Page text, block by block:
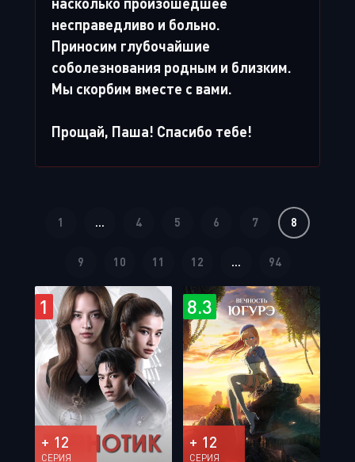
несправедливо и больно.
Приносим глубочайшие
соболезнования родным и близким.
Мы скорбим вместе с вами.
Прощай, Паша! Спасибо тебе!
1 ... 4 5 6 7 8
9 10 11 12 ... 94
1
+ 12
СЕРИЯ
8.3
+ 12
СЕРИЯ